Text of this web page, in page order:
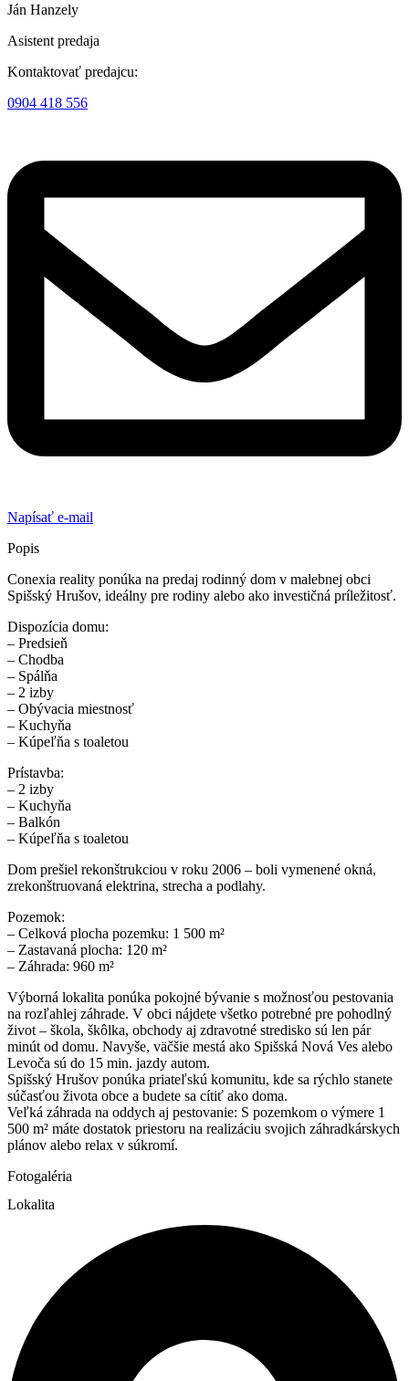
Ján Hanzely
Asistent predaja
Kontaktovať predajcu:
0904 418 556
Napísať e-mail
Popis
Conexia reality ponúka na predaj rodinný dom v malebnej obci
Spišský Hrušov, ideálny pre rodiny alebo ako investičná príležitosť.
Dispozícia domu:
– Predsieň
– Chodba
– Spálňa
– 2 izby
– Obývacia miestnosť
– Kuchyňa
– Kúpeľňa s toaletou
Prístavba:
– 2 izby
– Kuchyňa
– Balkón
– Kúpeľňa s toaletou
Dom prešiel rekonštrukciou v roku 2006 – boli vymenené okná,
zrekonštruovaná elektrina, strecha a podlahy.
Pozemok:
– Celková plocha pozemku: 1 500 m²
– Zastavaná plocha: 120 m²
– Záhrada: 960 m²
Výborná lokalita ponúka pokojné bývanie s možnosťou pestovania
na rozľahlej záhrade. V obci nájdete všetko potrebné pre pohodlný
život – škola, škôlka, obchody aj zdravotné stredisko sú len pár
minút od domu. Navyše, väčšie mestá ako Spišská Nová Ves alebo
Levoča sú do 15 min. jazdy autom.
Spišský Hrušov ponúka priateľskú komunitu, kde sa rýchlo stanete
súčasťou života obce a budete sa cítiť ako doma.
Veľká záhrada na oddych aj pestovanie: S pozemkom o výmere 1
500 m² máte dostatok priestoru na realizáciu svojich záhradkárskych
plánov alebo relax v súkromí.
Fotogaléria
Lokalita